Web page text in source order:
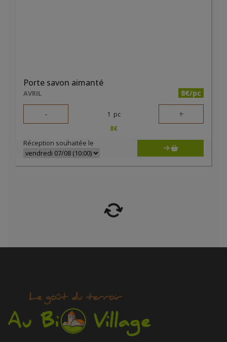
Porte savon aimanté
AVRIL 8€/pc
- 1 pc +
8€
Réception souhaitée le
AVRIL
- 1 pc
4 €